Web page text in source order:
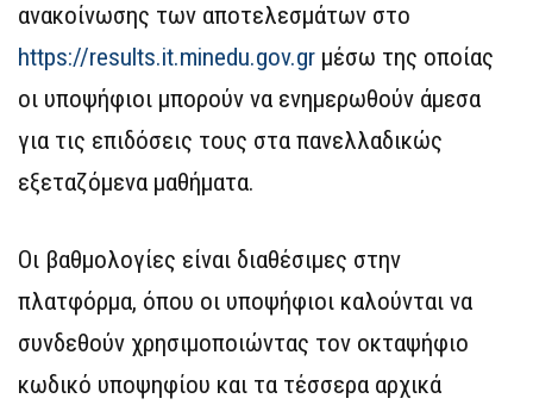
ανακοίνωσης των αποτελεσμάτων στο
https://results.it.minedu.gov.gr μέσω της οποίας
οι υποψήφιοι μπορούν να ενημερωθούν άμεσα
για τις επιδόσεις τους στα πανελλαδικώς
εξεταζόμενα μαθήματα.
Οι βαθμολογίες είναι διαθέσιμες στην
πλατφόρμα, όπου οι υποψήφιοι καλούνται να
συνδεθούν χρησιμοποιώντας τον οκταψήφιο
κωδικό υποψηφίου και τα τέσσερα αρχικά